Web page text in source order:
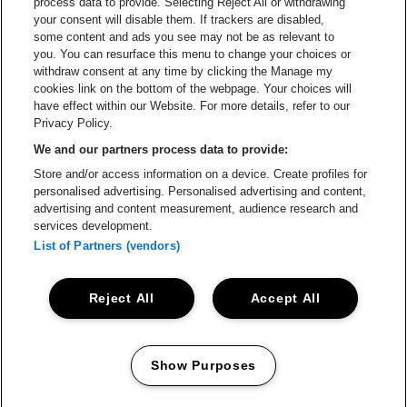
Visitez le site de Champagne Pommery
Visitez le site de Le
Visitez le site de Le logo Lillet en
Visitez le site
Lotto Arena fait partie debe•at
Lotto Arena
Be-At Venues
Schijnpoortweg 119, 2170 Anvers
BTW (BE) 0461.051.688 - RPR Antwerpen
BNP Paribas Fortis - IBAN: BE93 2200 4925 0067 - BIC:
GEBABEBB
ProclaimerCookiesManage my cookiesPrivacy
your consent will disable them. If trackers are disabled,
some content and ads you see may not be as relevant to
you. You can resurface this menu to change your choices or
withdraw consent at any time by clicking the Manage my
cookies link on the bottom of the webpage. Your choices will
have effect within our Website. For more details, refer to our
Privacy Policy.
We and our partners process data to provide:
Store and/or access information on a device. Create profiles for
personalised advertising. Personalised advertising and content,
advertising and content measurement, audience research and
services development.
List of Partners (vendors)
Accept All
Reject All
Show Purposes